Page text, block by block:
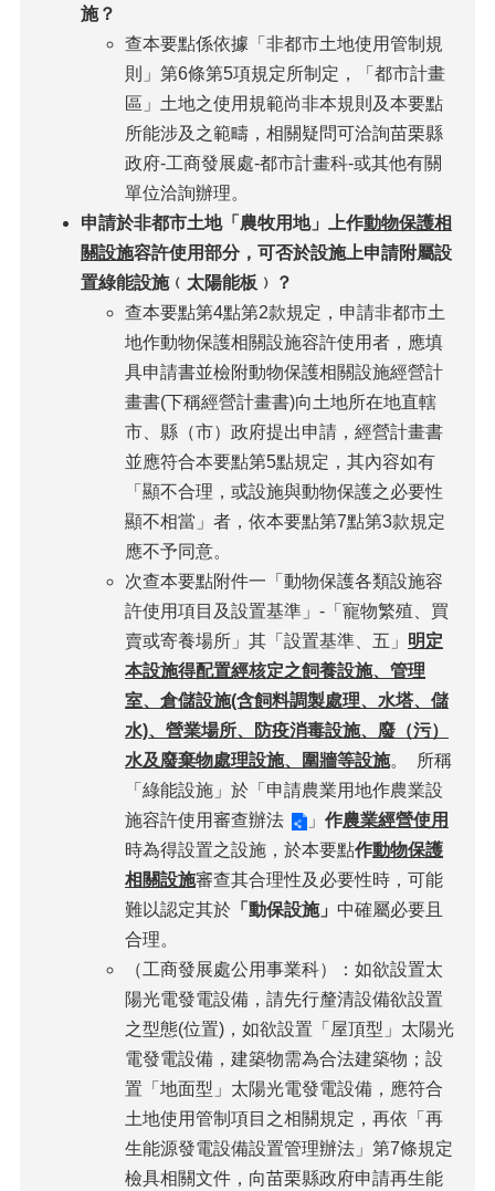
施？
查本要點係依據「非都市土地使用管制規
則」第6條第5項規定所制定，「都市計畫
區」土地之使用規範尚非本規則及本要點
所能涉及之範疇，相關疑問可洽詢苗栗縣
政府-工商發展處-都市計畫科-或其他有關
單位洽詢辦理。
申請於非都市土地「農牧用地」上作動物保護相
關設施容許使用部分，可否於設施上申請附屬設
置綠能設施﹙太陽能板﹚？
查本要點第4點第2款規定，申請非都市土
地作動物保護相關設施容許使用者，應填
具申請書並檢附動物保護相關設施經營計
畫書(下稱經營計畫書)向土地所在地直轄
市、縣（市）政府提出申請，經營計畫書
並應符合本要點第5點規定，其內容如有
「顯不合理，或設施與動物保護之必要性
顯不相當」者，依本要點第7點第3款規定
應不予同意。
次查本要點附件一「動物保護各類設施容
許使用項目及設置基準」-「寵物繁殖、買
賣或寄養場所」其「設置基準、五」 明定
本設施得配置經核定之飼養設施、管理
室、倉儲設施(含飼料調製處理、水塔、儲
水)、營業場所、防疫消毒設施、廢（污）
水及廢棄物處理設施、圍牆等設施。 所稱
「綠能設施」於「 申請農業用地作農業設
施容許使用審查辦法
」 作農業經營使用
時為得設置之設施，於本要點作動物保護
相關設施審查其合理性及必要性時，可能
難以認定其於 「動保設施」 中確屬必要且
合理。
（工商發展處公用事業科）：如欲設置太
陽光電發電設備，請先行釐清設備欲設置
之型態(位置)，如欲設置「屋頂型」太陽光
電發電設備，建築物需為合法建築物；設
置「地面型」太陽光電發電設備，應符合
土地使用管制項目之相關規定，再依「再
生能源發電設備設置管理辦法」第7條規定
檢具相關文件，向苗栗縣政府申請再生能